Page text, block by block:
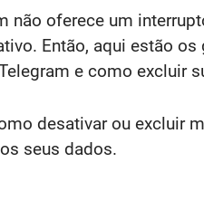
não oferece um
Então, aqui estão
e como excluir
desativar ou excluir
seus dados.